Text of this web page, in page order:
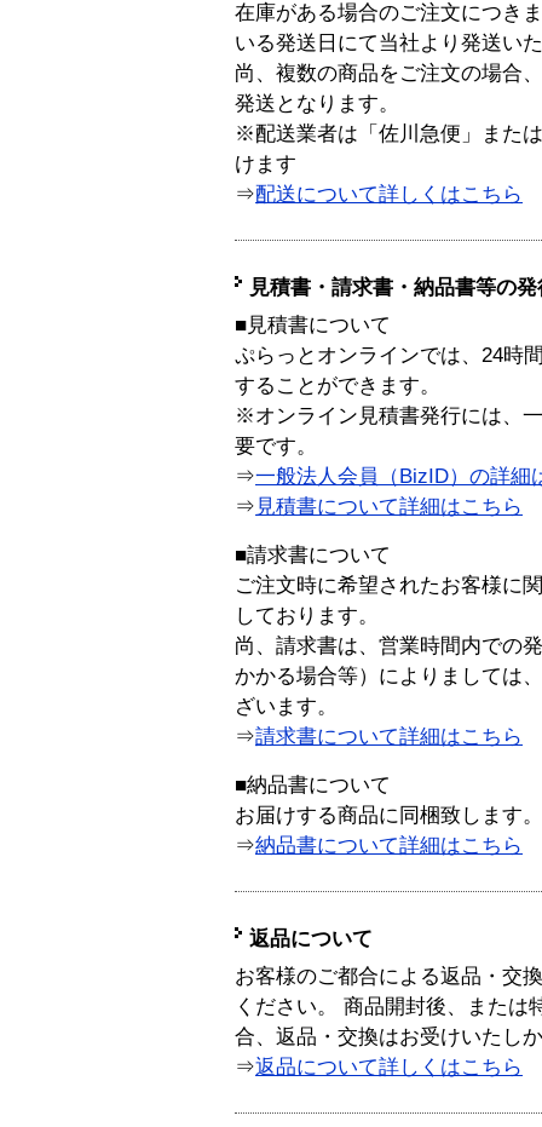
在庫がある場合のご注文につき
いる発送日にて当社より発送い
尚、複数の商品をご注文の場合
発送となります。
※配送業者は「佐川急便」また
けます
⇒配送について詳しくはこちら
見積書・請求書・納品書等の
■見積書について
ぷらっとオンラインでは、24時
することができます。
※オンライン見積書発行には、
要です。
⇒一般法人会員（BizID）の詳細
⇒ 見積書について詳細はこちら
■請求書について
ご注文時に希望されたお客様に
しております。
尚、請求書は、営業時間内での
かかる場合等）によりましては
ざいます。
⇒請求書について詳細はこちら
■納品書について
お届けする商品に同梱致します。
⇒納品書について詳細はこちら
返品について
お客様のご都合による返品・交
ください。 商品開封後、または
合、返品・交換はお受けいたし
⇒返品について詳しくはこちら